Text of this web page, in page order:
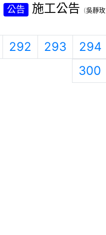
公告 施工公告 (吳靜玫
292 293 294
300